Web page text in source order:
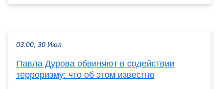
03:00, 30 Июл
Павла Дурова обвиняют в содействии
терроризму: что об этом известно